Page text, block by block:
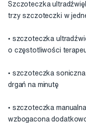
Szczoteczka
trzy szczoteczki w
• szczoteczka
o częstotliwości
• szczoteczka
drgań na minutę
• szczoteczka
wzbogacona